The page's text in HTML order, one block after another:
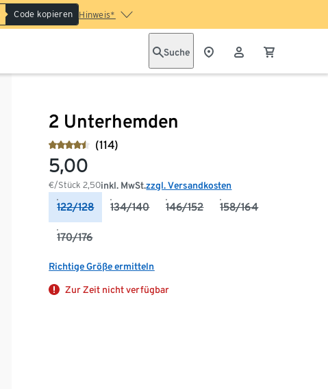
Code kopieren Hinweis*
Suche
2 Unterhemden
(114)
5,00
€/Stück2,50inkl. MwSt.zzgl. Versandkosten
122/128 134/140 146/152 158/164
170/176
Richtige Größe ermitteln
Zur Zeit nicht verfügbar